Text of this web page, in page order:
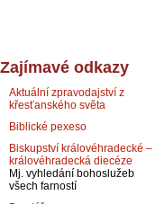
Zajímavé odkazy
Aktuální zpravodajství z
křesťanského světa
Biblické pexeso
Biskupství královéhradecké –
královéhradecká diecéze
Mj. vyhledání bohoslužeb
všech farností